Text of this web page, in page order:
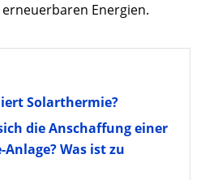
Energien.
Solarthermie?
die Anschaffung einer
Was ist zu